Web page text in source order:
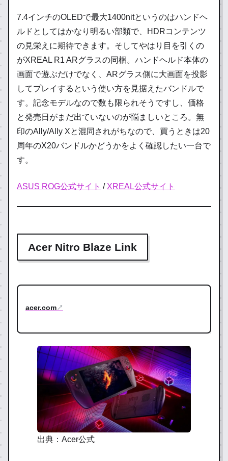
7.4インチのOLEDで最大1400nitというのはハンドヘ
ルドとしてはかなり明るい部類で、HDRコンテンツ
の見栄えに期待できます。そしてやはり目を引くの
がXREAL R1 ARグラスの同梱。ハンドヘルド本体の
画面で遊ぶだけでなく、ARグラス側に大画面を投影
してプレイするという使い方を見据えたバンドルで
す。記念モデルなので数も限られそうですし、価格
と発売日がまだ出ていないのが悩ましいところ。無
印のAlly/Ally Xと混同されがちなので、買うときは20
周年のX20バンドルかどうかをよく確認したい一台で
す。
ASUS ROG公式サイト / XREAL公式サイト
Acer Nitro Blaze Link
acer.com↗
出典：Acer公式